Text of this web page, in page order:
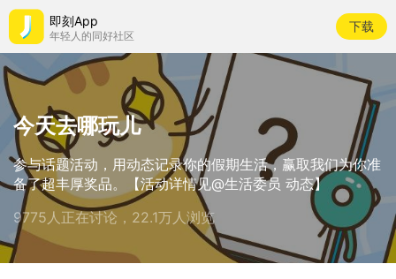
即刻App
年轻人的同好社区
下载
今天去哪玩儿
参与话题活动，用动态记录你的假期生活，赢取我们为你准
备了超丰厚奖品。【活动详情见@生活委员 动态】
9775人正在讨论，22.1万人浏览